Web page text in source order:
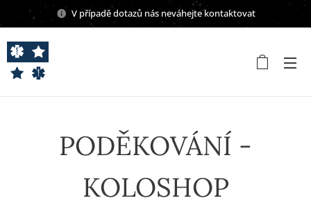
V případě dotazů nás neváhejte kontaktovat
PODĚKOVÁNÍ -
KOLOSHOP